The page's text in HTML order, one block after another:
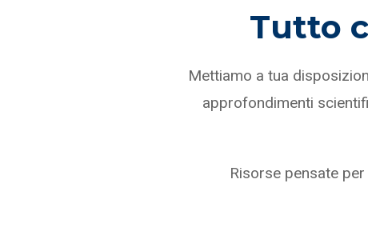
Tutto
Mettiamo a tua
approfondimenti
Risorse pensate